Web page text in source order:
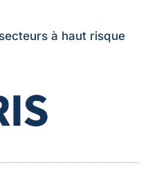
à haut risque